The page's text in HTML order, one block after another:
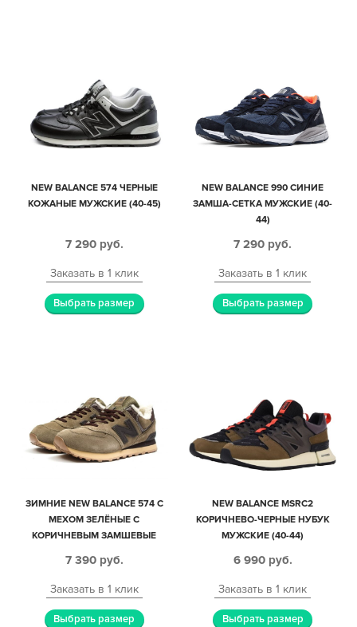
NEW BALANCE 574 ЧЕРНЫЕ
КОЖАНЫЕ МУЖСКИЕ (40-45)
7 290 руб.
Заказать в 1 клик
Выбрать размер
NEW BALANCE 990 СИНИЕ
ЗАМША-СЕТКА МУЖСКИЕ (40-
44)
7 290 руб.
Заказать в 1 клик
Выбрать размер
ЗИМНИЕ NEW BALANCE 574 С
МЕХОМ ЗЕЛЁНЫЕ С
КОРИЧНЕВЫМ ЗАМШЕВЫЕ
7 390 руб.
Заказать в 1 клик
Выбрать размер
NEW BALANCE MSRC2
КОРИЧНЕВО-ЧЕРНЫЕ НУБУК
МУЖСКИЕ (40-44)
6 990 руб.
Заказать в 1 клик
Выбрать размер